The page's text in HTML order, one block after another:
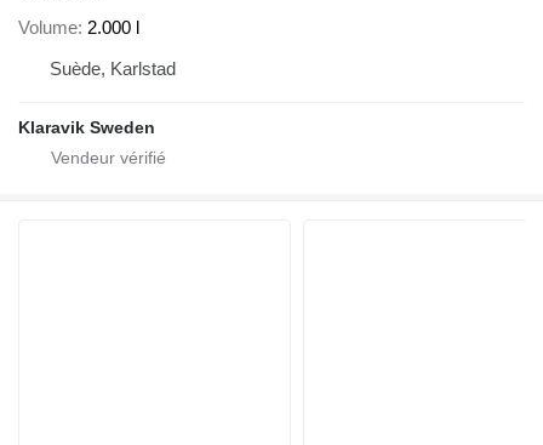
Volume 2.000 l
Suède, Karlstad
Klaravik Sweden